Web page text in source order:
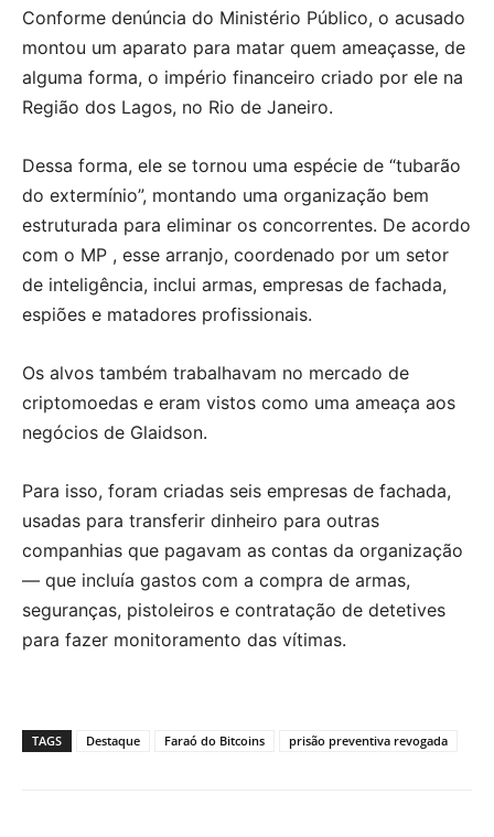
Conforme denúncia do Ministério Público, o acusado
montou um aparato para matar quem ameaçasse, de
alguma forma, o império financeiro criado por ele na
Região dos Lagos, no Rio de Janeiro.
Dessa forma, ele se tornou uma espécie de “tubarão
do extermínio”, montando uma organização bem
estruturada para eliminar os concorrentes. De acordo
com o MP , esse arranjo, coordenado por um setor
de inteligência, inclui armas, empresas de fachada,
espiões e matadores profissionais.
Os alvos também trabalhavam no mercado de
criptomoedas e eram vistos como uma ameaça aos
negócios de Glaidson.
Para isso, foram criadas seis empresas de fachada,
usadas para transferir dinheiro para outras
companhias que pagavam as contas da organização
— que incluía gastos com a compra de armas,
seguranças, pistoleiros e contratação de detetives
para fazer monitoramento das vítimas.
TAGS Destaque Faraó do Bitcoins prisão preventiva revogada